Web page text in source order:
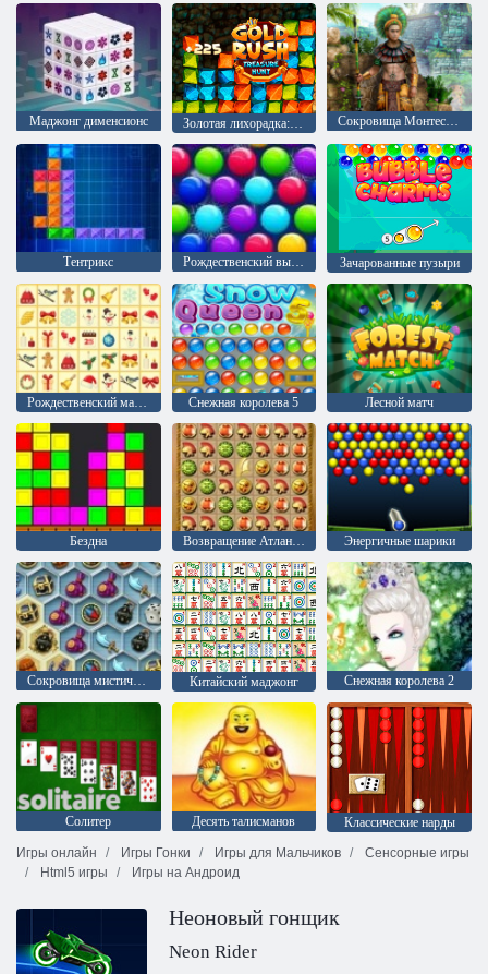
Mаджонг дименсионс Золотая лихорадка: Охотник за сокровищами Сокровища Монтесумы 2
Тентрикс Рождественский выпуск: Забавные пузыри Зачарованные пузыри
Рождественский маджонг Снежная королева 5 Лесной матч
Бездна Возвращение Атлантиды Энергичные шарики
Сокровища мистического моря Китайский маджонг Снежная королева 2
Солитер Десять талисманов
Классические нарды
Игры онлайн
Игры Гонки Игры для Мальчиков
Сенсорные игры
Html5 игры
Игры на Андроид
Неоновый гонщик
Neon Rider